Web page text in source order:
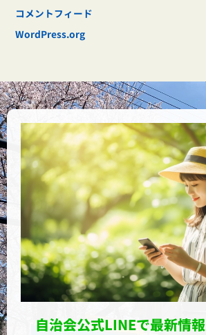
コメントフィード
WordPress.org
自治会公式LINEで最新情